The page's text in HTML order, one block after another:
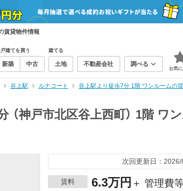
賃貸物件情報
建てを買う
新築 中古
建てる
土地 不動産会社 調べる
お気に
谷上駅 ルナコート 谷上駅より徒歩7分 1階 ワンルームの
（神戸市北区谷上西町） 1階 ワ
次回更新日：
賃料 6.3万円 ＋ 管理費